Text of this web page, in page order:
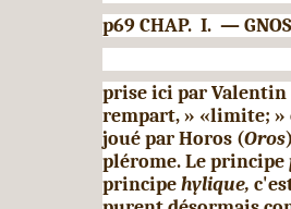
p69 CHAP. I. —
prise ici par Valentin
rempart, » «limite; »
joué par Horos (Oros
plérome. Le principe
principehylique,